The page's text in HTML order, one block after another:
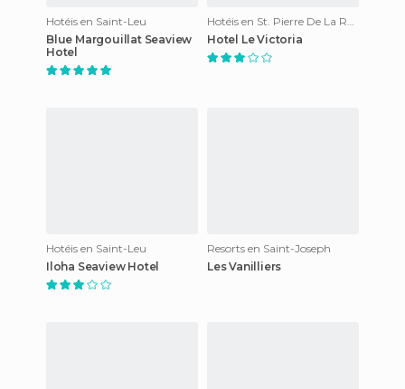
Hotéis en Saint-Leu
Blue Margouillat Seaview
Hotel
Hotel Le Victoria
Hotéis en Saint-Leu
Iloha Seaview Hotel
Resorts en Saint-Joseph
Les Vanilliers